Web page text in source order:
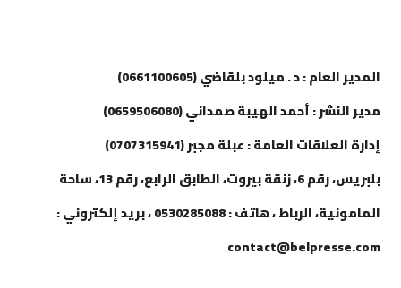
المدير العام : د . ميلود بلقاضي (0661100605)
مدير النشر : أحمد الهيبة صمداني (0659506080)
إدارة العلاقات العامة : عبلة مجبر (0707315941)
بلبريس، رقم 6، زنقة بيروت، الطابق الرابع، رقم 13، ساحة
المامونية، الرباط ، هاتف : 0530285088 ، بريد إلكتروني :
contact@belpresse.com